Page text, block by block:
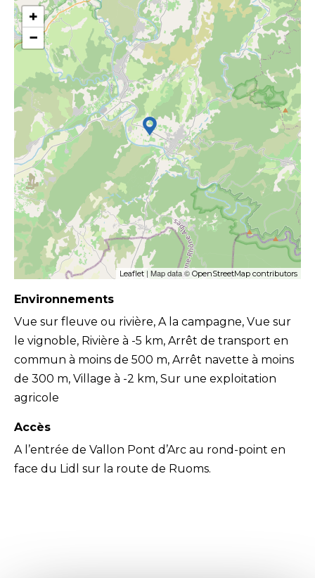
+
−
Leaflet | Map data © OpenStreetMap contributors
Environnements
Vue sur fleuve ou rivière, A la campagne, Vue sur
le vignoble, Rivière à -5 km, Arrêt de transport en
commun à moins de 500 m, Arrêt navette à moins
de 300 m, Village à -2 km, Sur une exploitation
agricole
Accès
A l’entrée de Vallon Pont d’Arc au rond-point en
face du Lidl sur la route de Ruoms.